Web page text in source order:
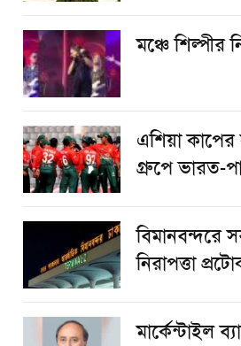
​মঞ্চে শিল্পীর
এশিয়া
গ্রুপে ভারত-
বিমানবন্দরে
নিরাপত্তা
মার্কেন্টাইল